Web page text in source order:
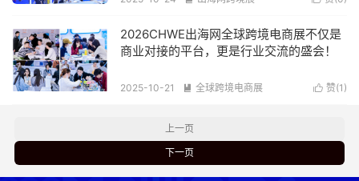
2026CHWE出海网全球跨境电商展不仅是
商业对接的平台，更是行业交流的盛会！
 赞(1 )
2025-10-21  全球跨境电商展
上一页
下一页